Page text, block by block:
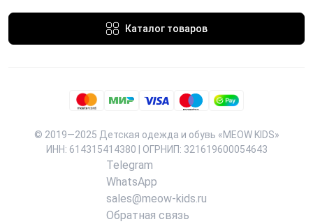
Каталог товаров
© 2019—2025 Детская одежда и обувь «MEOW KIDS»
ИНН: 614315414380 | ОГРНИП: 321619600054643
Telegram
WhatsApp
sales@meow-kids.ru
Обратная связь